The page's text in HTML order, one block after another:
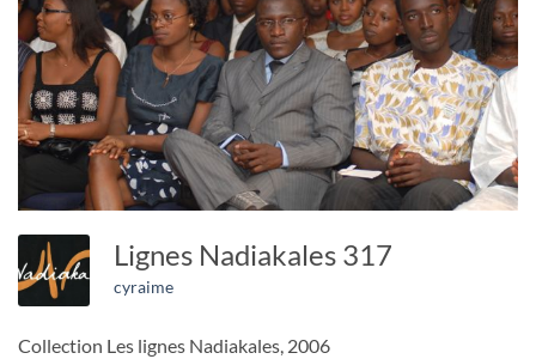
Lignes Nadiakales 317
cyraime
Collection Les lignes Nadiakales, 2006